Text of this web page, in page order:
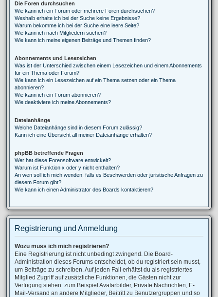
Die Foren durchsuchen
Wie kann ich ein Forum oder mehrere Foren durchsuchen?
Weshalb erhalte ich bei der Suche keine Ergebnisse?
Warum bekomme ich bei der Suche eine leere Seite?
Wie kann ich nach Mitgliedern suchen?
Wie kann ich meine eigenen Beiträge und Themen finden?
Abonnements und Lesezeichen
Was ist der Unterschied zwischen einem Lesezeichen und einem Abonnements
für ein Thema oder Forum?
Wie kann ich ein Lesezeichen auf ein Thema setzen oder ein Thema
abonnieren?
Wie kann ich ein Forum abonnieren?
Wie deaktiviere ich meine Abonnements?
Dateianhänge
Welche Dateianhänge sind in diesem Forum zulässig?
Kann ich eine Übersicht all meiner Dateianhänge erhalten?
phpBB betreffende Fragen
Wer hat diese Forensoftware entwickelt?
Warum ist Funktion x oder y nicht enthalten?
An wen soll ich mich wenden, falls es Beschwerden oder juristische Anfragen zu
diesem Forum gibt?
Wie kann ich einen Administrator des Boards kontaktieren?
Registrierung und Anmeldung
Wozu muss ich mich registrieren?
Eine Registrierung ist nicht unbedingt zwingend. Die Board-
Administration dieses Forums entscheidet, ob du registriert sein musst,
um Beiträge zu schreiben. Auf jeden Fall erhältst du als registriertes
Mitglied Zugriff auf zusätzliche Funktionen, die Gästen nicht zur
Verfügung stehen: zum Beispiel Avatarbilder, Private Nachrichten, E-
Mail-Versand an andere Mitglieder, Beitritt zu Benutzergruppen und so